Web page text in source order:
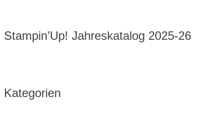
Stampin’Up! Jahreskatalog 2025-26
Kategorien